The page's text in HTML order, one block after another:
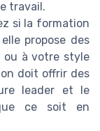
travail.
si la formation
propose des
ou à votre style
doit offrir des
leader et le
ce soit en